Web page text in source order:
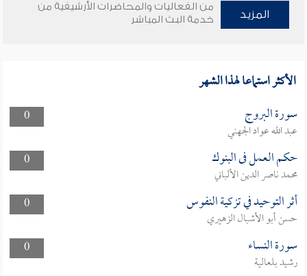
المزيد
من الفعاليات والمحاضرات الأرشيفية من
خدمة البث المباشر
الأكثر استماعا لهذا الشهر
0 سورة البروج
عبد الله عواد الجهني
0
حكم العمل فى البنوك
محمد ناصر الدين الألباني
0
أثر التوحيد في تزكية النفوس
حسن أبو الأشبال الزهيري
0
سورة النساء
رشيد بلعالية